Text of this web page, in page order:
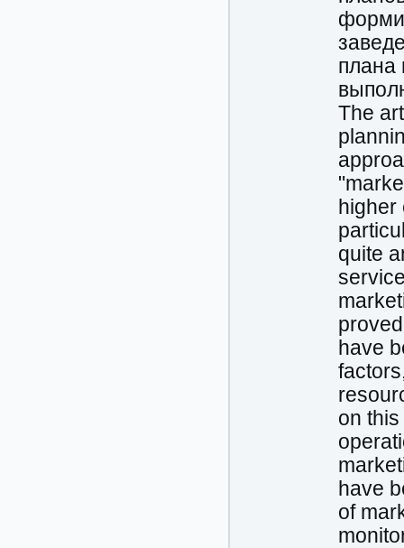
плана
The
higher
quite
have
on
have
of